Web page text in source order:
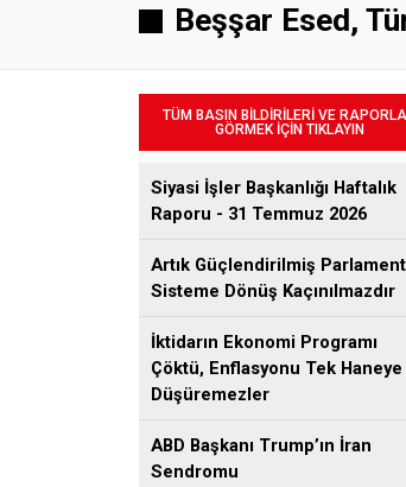
Beşşar Esed,
TÜM BASIN BİLDİRİLERİ VE
GÖRMEK İÇİN TIKLAYIN
Siyasi İşler Başkanlığı Haftalık
Raporu - 31 Temmuz 2026
Artık Güçlendirilmiş
Sisteme Dönüş Kaçınılmazdır
İktidarın Ekonomi Programı
Çöktü, Enflasyonu Tek Haneye
Düşüremezler
ABD Başkanı Trump’ın İran
Sendromu